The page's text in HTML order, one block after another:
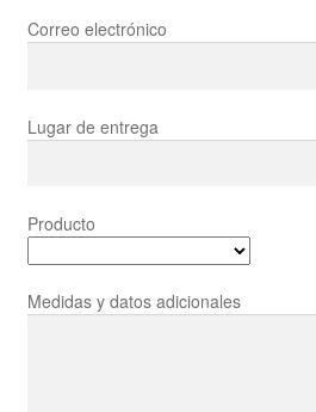
Correo electrónico
Lugar de entrega
Producto
Medidas y datos adicionales